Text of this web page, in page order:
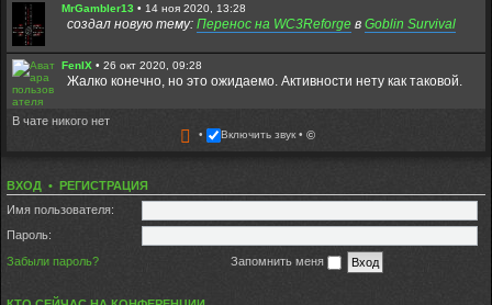
MrGambler13 • 14 ноя 2020, 13:28
создал новую тему: Перенос на WC3Reforge в Goblin Survival
FenIX • 26 окт 2020, 09:28
Жалко конечно, но это ожидаемо. Активности нету как таковой.
Diazz0229 24 окт 2020, 16:31
Форум скоро закроется. Заходите в дискорд:
Fuzure• 28 авг 2020, 21:02
Всем игрокам которые до сих пор живы,привет. Надеюсь кто-то
помнит меня - Fuzure. Всегда играл на медике и ходил в мдп со
Tradus•
Вы пробовали ники содержащие только латинциу? без
В чате никого нет
Включить звук ©
ВХОД • РЕГИСТРАЦИЯ
Имя пользователя:
Пароль:
Забыли пароль?
Запомнить меня